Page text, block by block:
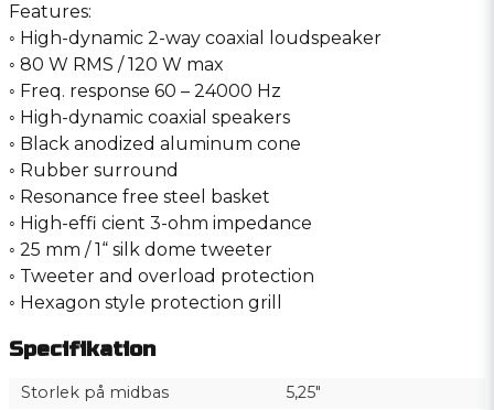
Features:
◦ High-dynamic 2-way coaxial loudspeaker
◦ 80 W RMS / 120 W max
◦ Freq. response 60 – 24000 Hz
◦ High-dynamic coaxial speakers
◦ Black anodized aluminum cone
◦ Rubber surround
◦ Resonance free steel basket
◦ High-effi cient 3-ohm impedance
◦ 25 mm / 1“ silk dome tweeter
◦ Tweeter and overload protection
◦ Hexagon style protection grill
Specifikation
Storlek på midbas
5,25″